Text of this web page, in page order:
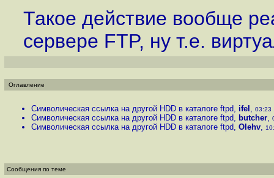
Такое действие вообще
сервере FTP, ну т.е.
Оглавление
Символическая ссылка на другой HDD в каталоге ftpd, ifel , 03:23
Символическая ссылка на другой HDD в каталоге ftpd, butcher,
Символическая ссылка на другой HDD в каталоге ftpd, Olehv,
Сообщения по теме